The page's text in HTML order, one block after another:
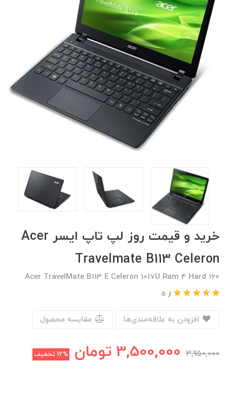
خرید و قیمت روز لپ تاپ ایسر Acer
Travelmate B113 Celeron
Acer TravelMate B113 E Celeron 1017U Ram 4 Hard 160
از 5
مقایسه محصول
3,950,000
3,500,000 تومان 12% تخفیف